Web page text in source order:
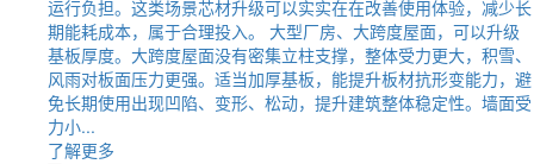
运行负担。这类场景芯材升级可以实实在在改善使用体验，减少长
期能耗成本，属于合理投入。 大型厂房、大跨度屋面，可以升级
基板厚度。大跨度屋面没有密集立柱支撑，整体受力更大，积雪、
风雨对板面压力更强。适当加厚基板，能提升板材抗形变能力，避
免长期使用出现凹陷、变形、松动，提升建筑整体稳定性。墙面受
力小...
了解更多